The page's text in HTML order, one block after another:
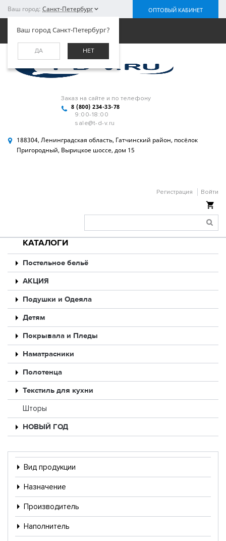
Ваш город: Санкт-Петербург
Ваш город Санкт-Петербург?
ДА НЕТ
ОПТОВЫЙ КАБИНЕТ
Заказ на сайте и по телефону
8 (800) 234-33-78
9:00-18:00
sale@t-d-v.ru
188304, Ленинградская область, Гатчинский район, посёлок
Пригородный, Вырицкое шоссе, дом 15
Регистрация Войти
Меню
КАТАЛОГИ
Постельное бельё
АКЦИЯ
Подушки и Одеяла
Детям
Покрывала и Пледы
Наматрасники
Полотенца
Текстиль для кухни
Шторы
НОВЫЙ ГОД
Вид продукции
Назначение
Производитель
Наполнитель